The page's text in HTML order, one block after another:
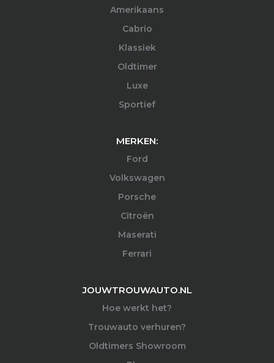
Amerikaans
Cabrio
Klassiek
Oldtimer
Luxe
Sportief
MERKEN:
Ford
Volkswagen
Porsche
Citroën
Maserati
Ferrari
JOUWTROUWAUTO.NL
Hoe werkt het?
Trouwauto verhuren?
Oldtimers Showroom